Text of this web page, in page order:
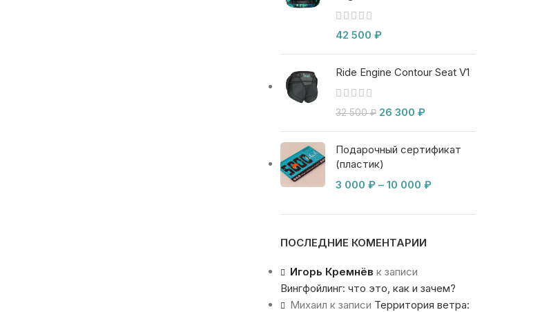
42 500 ₽
Ride Engine Contour Seat V1
32 500₽ 26 300 ₽
Подарочный сертификат
(пластик)
3 000 ₽ – 10 000 ₽
ПОСЛЕДНИЕ КОМЕНТАРИИ
Игорь Кремнёв к записи
Вингфойлинг: что это, как и зачем?
Михаил к записи Территория ветра: